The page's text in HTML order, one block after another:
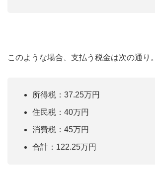
このような場合、支払う税金は次の通り。
所得税：37.25万円
住民税：40万円
消費税：45万円
合計：122.25万円